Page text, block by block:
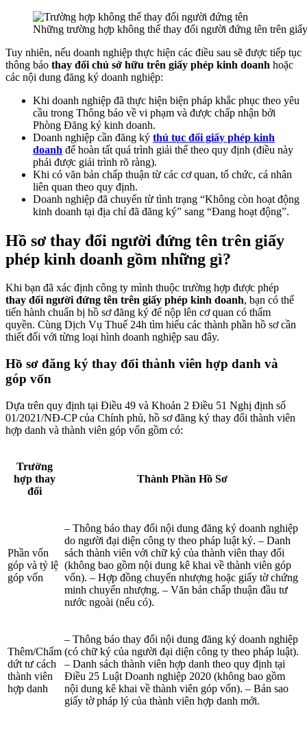
Những trường hợp không thể thay đổi người đứng tên trên
Tuy nhiên, nếu doanh nghiệp thực hiện các điều sau sẽ được tiếp tục
thông báo thay đổi chủ sở hữu trên giấy phép kinh doanh hoặc
các nội dung đăng ký doanh nghiệp:
Khi doanh nghiệp đã thực hiện biện pháp khắc phục theo yêu
cầu trong Thông báo về vi phạm và được chấp nhận bởi
Phòng Đăng ký kinh doanh.
Doanh nghiệp cần đăng ký thủ tục đổi giấy phép kinh
doanh để hoàn tất quá trình giải thể theo quy định (điều này
phải được giải trình rõ ràng).
Khi có văn bản chấp thuận từ các cơ quan, tổ chức, cá nhân
liên quan theo quy định.
Doanh nghiệp đã chuyển từ tình trạng “Không còn hoạt động
kinh doanh tại địa chỉ đã đăng ký” sang “Đang hoạt động”.
Hồ sơ thay đổi người đứng tên trên giấy
phép kinh doanh gồm những gì?
Khi bạn đã xác định công ty mình thuộc trường hợp được phép
thay đổi người đứng tên trên giấy phép kinh doanh, bạn có thể
tiến hành chuẩn bị hồ sơ đăng ký để nộp lên cơ quan có thẩm
quyền. Cùng Dịch Vụ Thuế 24h tìm hiểu các thành phần hồ sơ cần
thiết đối với từng loại hình doanh nghiệp sau đây.
Hồ sơ đăng ký thay đổi thành viên hợp danh và
góp vốn
Dựa trên quy định tại Điều 49 và Khoản 2 Điều 51 Nghị định số
01/2021/NĐ-CP của Chính phủ, hồ sơ đăng ký thay đổi thành viên
hợp danh và thành viên góp vốn gồm có:
Trường
hợp thay
đổi
Thành Phần Hồ Sơ
Phần vốn
góp và tỷ lệ
góp vốn
– Thông báo thay đổi nội dung đăng ký doanh nghiệp
do người đại diện công ty theo pháp luật ký. – Danh
sách thành viên với chữ ký của thành viên thay đổi
(không bao gồm nội dung kê khai về thành viên góp
vốn). – Hợp đồng chuyển nhượng hoặc giấy tờ chứng
minh chuyển nhượng. – Văn bản chấp thuận đầu tư
nước ngoài (nếu có).
Thêm/Chấm
dứt tư cách
thành viên
hợp danh
– Thông báo thay đổi nội dung đăng ký doanh nghiệp
(có chữ ký của người đại diện công ty theo pháp luật).
– Danh sách thành viên hợp danh theo quy định tại
Điều 25 Luật Doanh nghiệp 2020 (không bao gồm
nội dung kê khai về thành viên góp vốn). – Bản sao
giấy tờ pháp lý của thành viên hợp danh mới.